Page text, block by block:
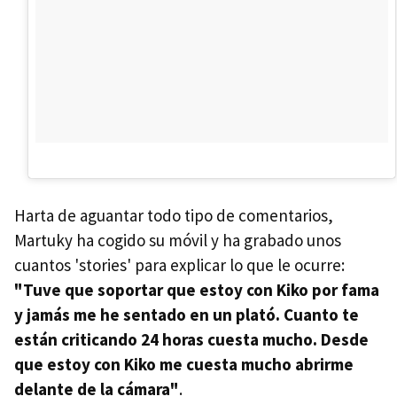
Harta de aguantar todo tipo de comentarios,
Martuky ha cogido su móvil y ha grabado unos
cuantos 'stories' para explicar lo que le ocurre:
"Tuve que soportar que estoy con Kiko por fama
y jamás me he sentado en un plató. Cuanto te
están criticando 24 horas cuesta mucho. Desde
que estoy con Kiko me cuesta mucho abrirme
delante de la cámara".